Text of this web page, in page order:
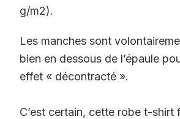
g/m2).
Les manches sont
bien en dessous de l’épaule
effet « décontracté ».
C’est certain, cette robe t-shirt